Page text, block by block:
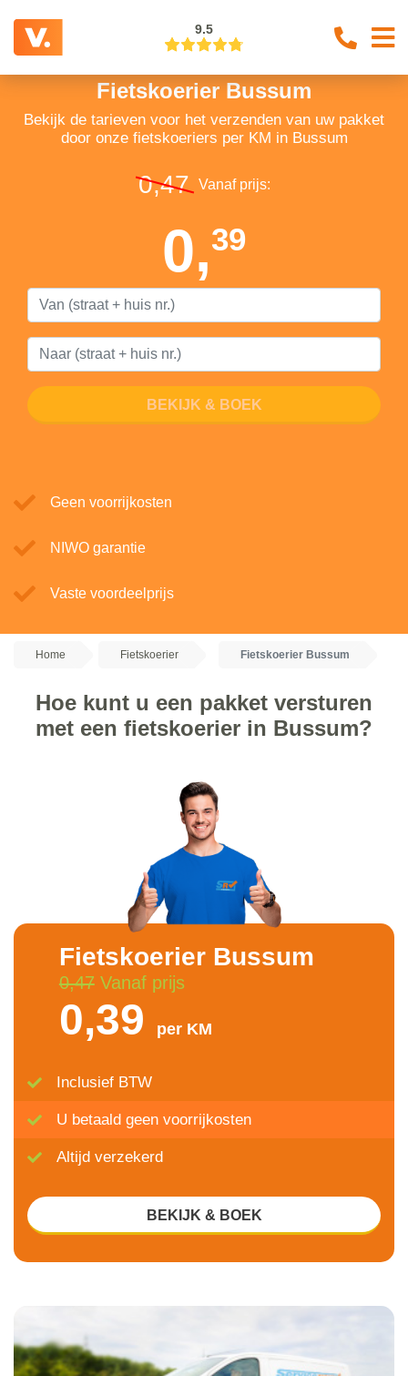
9.5
Fietskoerier Bussum
Bekijk de tarieven voor het verzenden van uw pakket
door onze fietskoeriers per KM in Bussum
0,47 Vanaf prijs:
0,39
BEKIJK & BOEK
Geen voorrijkosten
NIWO garantie
Vaste voordeelprijs
Home Fietskoerier Fietskoerier Bussum
Hoe kunt u een pakket versturen
met een fietskoerier in Bussum?
Fietskoerier Bussum
0,47Vanaf prijs
0,39 per KM
Inclusief BTW
U betaald geen voorrijkosten
Altijd verzekerd
BEKIJK & BOEK